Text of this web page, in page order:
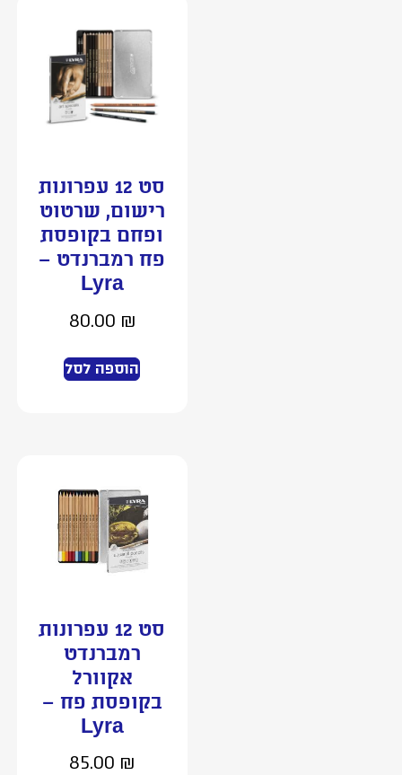
סט 12 עפרונות
רישום, שרטוט
ופחם בקופסת
פח רמברנדט –
Lyra
80.00₪
הוספה לסל
סט 12 עפרונות
רמברנדט
אקוורל
בקופסת פח –
Lyra
85.00₪